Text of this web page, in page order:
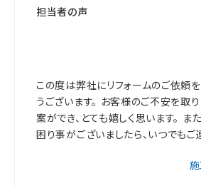
担当者の声
この度は弊社にリフォームのご依頼
うございます。 お客様のご不安を取
案ができ、とても嬉しく思います。
困り事がございましたら、いつでもご